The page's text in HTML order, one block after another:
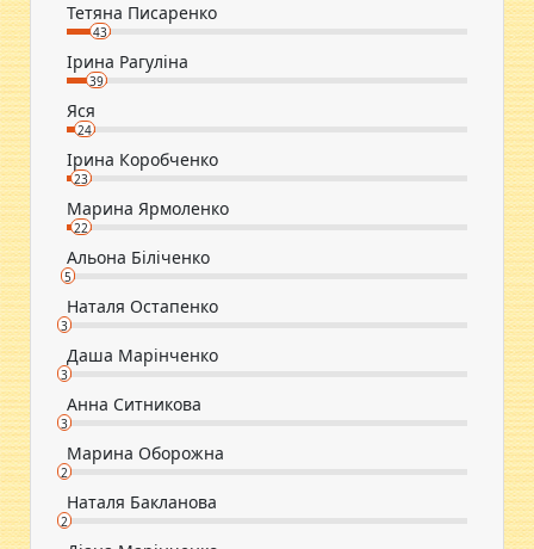
Тетяна Писаренко
43
Ірина Рагуліна
39
Яся
24
Ірина Коробченко
23
Марина Ярмоленко
22
Альона Біліченко
5
Наталя Остапенко
3
Даша Марінченко
3
Анна Ситникова
3
Марина Оборожна
2
Наталя Бакланова
2